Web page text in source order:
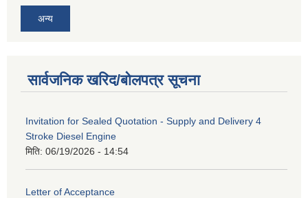
अन्य
सार्वजनिक खरिद/बोलपत्र सूचना
Invitation for Sealed Quotation - Supply and Delivery 4
Stroke Diesel Engine
मिति: 06/19/2026 - 14:54
Letter of Acceptance